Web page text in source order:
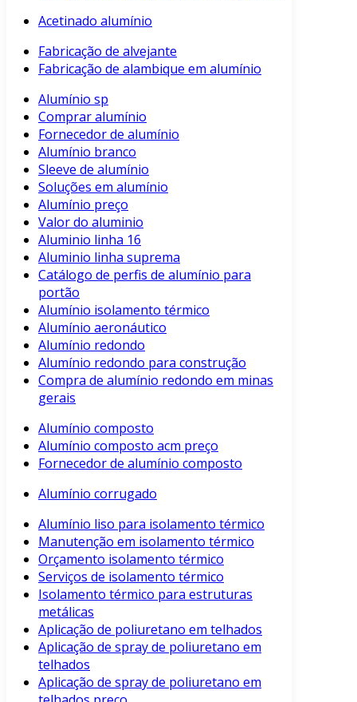
Acetinado alumínio
Fabricação de alvejante
Fabricação de alambique em alumínio
Alumínio sp
Comprar alumínio
Fornecedor de alumínio
Alumínio branco
Sleeve de alumínio
Soluções em alumínio
Alumínio preço
Valor do aluminio
Aluminio linha 16
Aluminio linha suprema
Catálogo de perfis de alumínio para
portão
Alumínio isolamento térmico
Alumínio aeronáutico
Alumínio redondo
Alumínio redondo para construção
Compra de alumínio redondo em minas
gerais
Alumínio composto
Alumínio composto acm preço
Fornecedor de alumínio composto
Alumínio corrugado
Alumínio liso para isolamento térmico
Manutenção em isolamento térmico
Orçamento isolamento térmico
Serviços de isolamento térmico
Isolamento térmico para estruturas
metálicas
Aplicação de poliuretano em telhados
Aplicação de spray de poliuretano em
telhados
Aplicação de spray de poliuretano em